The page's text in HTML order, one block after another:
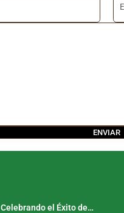
Celebrando el Éxito de…